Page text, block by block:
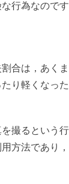
行為なので
合は，あく
り軽くなっ
撮るという
方法であり